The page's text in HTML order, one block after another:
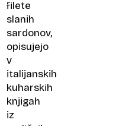
filete
slanih
sardonov,
opisujejo
v
italijanskih
kuharskih
knjigah
iz